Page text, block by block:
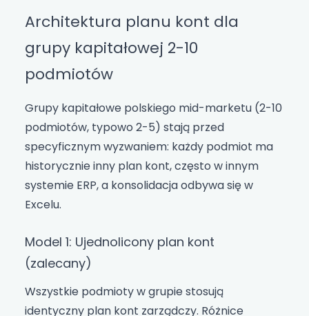
Architektura planu kont dla
grupy kapitałowej 2-10
podmiotów
Grupy kapitałowe polskiego mid-marketu (2-10
podmiotów, typowo 2-5) stają przed
specyficznym wyzwaniem: każdy podmiot ma
historycznie inny plan kont, często w innym
systemie ERP, a konsolidacja odbywa się w
Excelu.
Model 1: Ujednolicony plan kont
(zalecany)
Wszystkie podmioty w grupie stosują
identyczny plan kont zarządczy. Różnice